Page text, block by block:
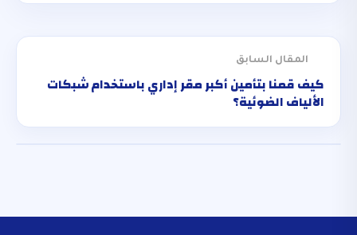
المقال السابق
كيف قمنا بتأمين أكبر مقر إداري باستخدام شبكات
الألياف الضوئية؟